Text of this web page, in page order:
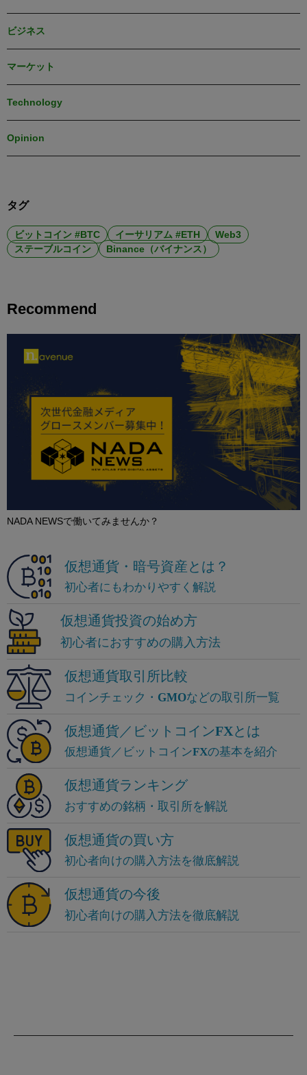
ビジネス
マーケット
Technology
Opinion
タグ
ビットコイン #BTC イーサリアム #ETH
Web3
ステーブルコイン
Binance（バイナンス）
Recommend
NADA NEWSで働いてみませんか？